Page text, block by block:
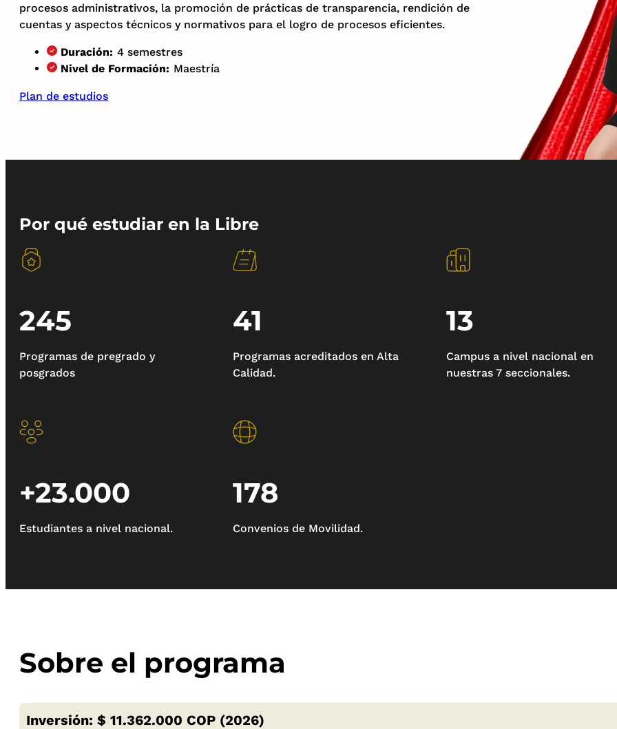
procesos administrativos, la promoción de prácticas de transparencia, rendición de
cuentas y aspectos técnicos y normativos para el logro de procesos eficientes.
Duración: 4 semestres
Nivel de Formación: Maestría
Plan de estudios
Por qué estudiar en la Libre
245
Programas de pregrado y
posgrados
41
Programas acreditados en Alta
Calidad.
13
Campus a nivel nacional en
nuestras 7 seccionales.
+23.000
Estudiantes a nivel nacional.
178
Convenios de Movilidad.
Sobre el programa
Inversión: $ 11.362.000 COP (2026)